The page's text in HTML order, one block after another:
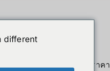
สินค้าลดราคา
different